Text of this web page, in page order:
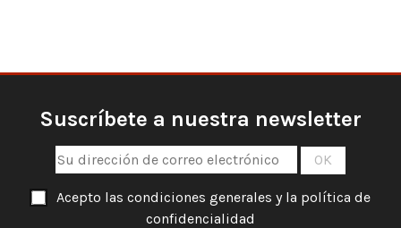
Suscríbete a nuestra newsletter
Acepto las condiciones generales y la política de
confidencialidad